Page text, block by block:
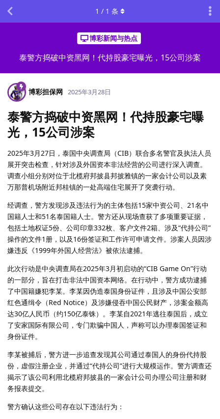
博彩新闻与热点
泰警方捣破中资黑网！代持股豪宅曝光，15公司涉案
1 / 1 条
博彩担保网 2025年3月28日
泰警方捣破中资黑网！代持股豪宅曝
光，15公司涉案
2025年3月27日，泰国中央调查局（CIB）联合多名警官及执法人员
展开突击检查，针对涉及外国资本非法经营的公司进行深入调查。
调查小组分别对位于北榄府邦披县邦披雅镇的一家会计公司以及素
万那普机场附近邦桂镇的一处高端住宅展开了突袭行动。
经调查，警方发现涉及违法行为的主体包括15家中资公司、21名中
国籍人士和51名泰国籍人士。警方还从现场查获了多项重要证据，
包括土地权证5份、公司印章332枚、客户文件2箱、涉及“代持公司”
操作的文件1册，以及16份签证和工作许可申请文件。涉案人员因涉
嫌违反《1999年外国人经营法》被依法逮捕。
此次行动是中央调查局在2025年3月初启动的“CIB Game On”行动
的一部分，旨在打击非法中国资本网络。在行动中，警方成功逮捕
了中国籍嫌犯李某。李某因伪造泰国身份证件，且涉及中国公安部
红色通缉令（Red Notice）及涉嫌侵吞中国公民财产，涉案金额高
达30亿人民币（约150亿泰铢）。李某自2021年逃往泰国后，成立
了安家国际有限公司，专门欺骗中国人，声称可以办理泰国签证和
身份证件。
李某被捕后，警方进一步追查发现其公司通过泰国人的身份代持股
份，虚假注册企业，并通过“代持公司”进行大规模运作。警方调查还
揭示了该公司利用北榄府邦披县的一家会计公司办理公司注册和财
务报表提交。
警方确认这些公司存在以下违法行为：